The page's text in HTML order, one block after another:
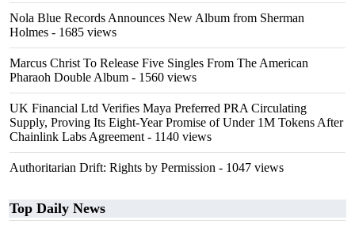
Nola Blue Records Announces New Album from Sherman
Holmes - 1685 views
Marcus Christ To Release Five Singles From The American
Pharaoh Double Album - 1560 views
UK Financial Ltd Verifies Maya Preferred PRA Circulating
Supply, Proving Its Eight-Year Promise of Under 1M Tokens After
Chainlink Labs Agreement - 1140 views
Authoritarian Drift: Rights by Permission - 1047 views
Top Daily News